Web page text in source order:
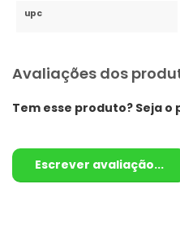
upc
Avaliações dos
Tem esse produto? Seja
Escrever avaliação...